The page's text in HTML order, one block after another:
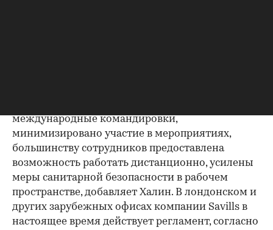
международные командировки,
минимизировано участие в мероприятиях,
большинству сотрудников предоставлена
возможность работать дистанционно, усилены
меры санитарной безопасности в рабочем
пространстве, добавляет Халин. В лондонском и
других зарубежных офисах компании Savills в
настоящее время действует регламент, согласно